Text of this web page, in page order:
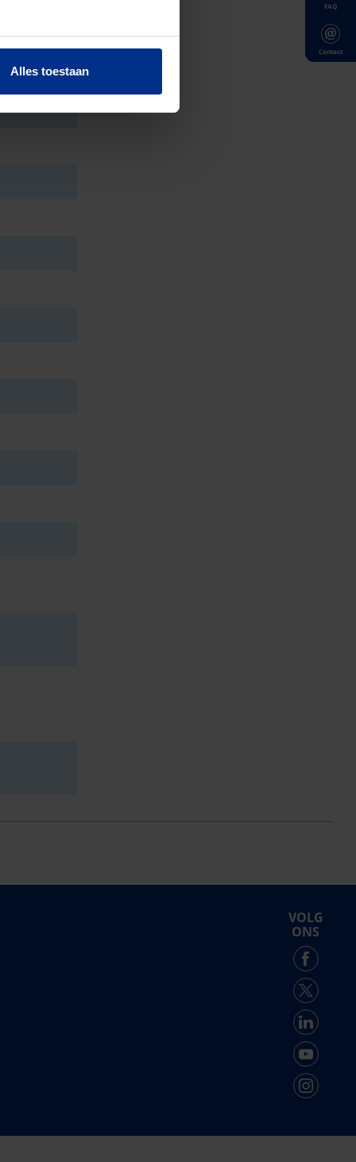
Alles toestaan
FAQ
Contact
VOLG
ONS